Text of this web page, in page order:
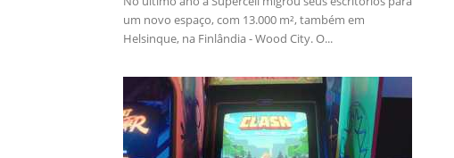
um novo espaço, com 13.000 m², também em
Helsinque, na Finlândia - Wood City. O...